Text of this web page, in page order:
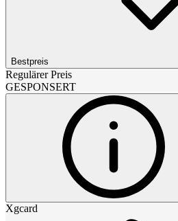
Bestpreis
Regulärer Preis
GESPONSERT
Xgcard